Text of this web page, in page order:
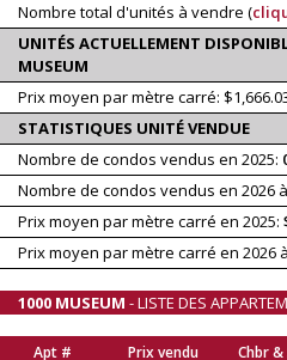
Nombre total d'unités à vendre (
UNITÉS ACTUELLEMENT
MUSEUM
Prix moyen par mètre carré:
STATISTIQUES UNITÉ VENDUE
Nombre de condos vendus en 2025:
Nombre de condos vendus en 2026
Prix moyen par mètre carré en 2025:
Prix moyen par mètre carré en 2026
1000 MUSEUM - LISTE DES
Apt # Prix vendu Chbr &